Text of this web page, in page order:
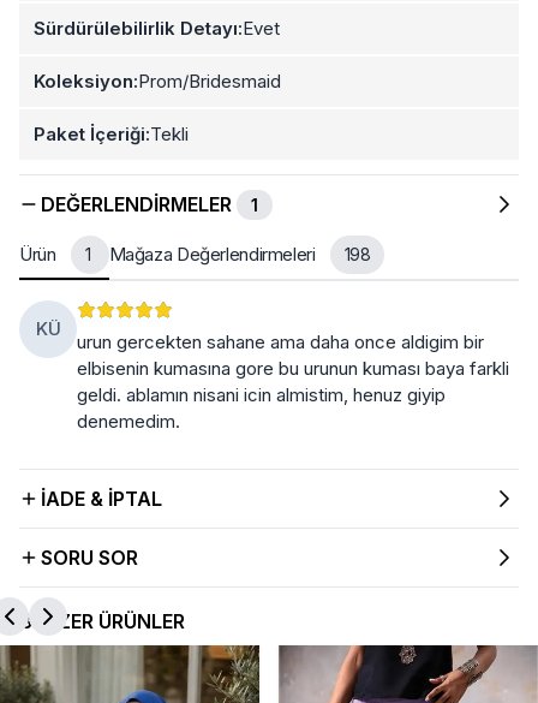
Sürdürülebilirlik Detayı:Evet
Koleksiyon:Prom/Bridesmaid
Paket İçeriği:Tekli
DEĞERLENDIRMELER 1
Ürün 1 Mağaza Değerlendirmeleri 198
KÜ
urun gercekten sahane ama daha once aldigim bir
elbisenin kumasına gore bu urunun kuması baya farkli
geldi. ablamın nisani icin almistim, henuz giyip
denemedim.
İADE & İPTAL
SORU SOR
BENZER ÜRÜNLER